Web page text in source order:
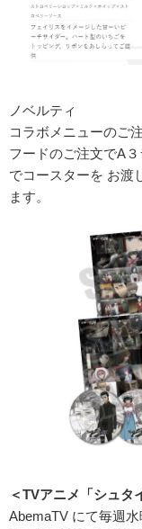
ノベルティ
コラボメニューのご
フードのご注文でA
でコースターを お渡
ます。
＜TVアニメ「シュタ
AbemaTV にて毎週